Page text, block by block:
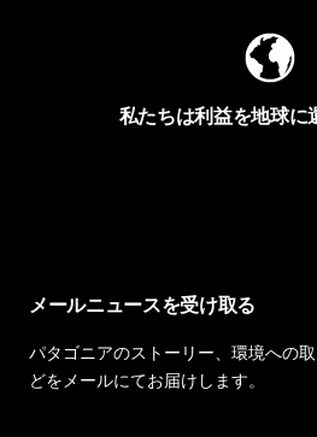
私たちは利益を地球に
メールニュースを受け取る
パタゴニアのストーリー、環境への
どをメールにてお届けします。